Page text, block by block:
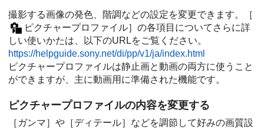
撮影する画像の発色、階調などの設定を変更できます。
［
ピクチャープロファイル］ の各項目についてさらに詳
しい使いかたは、以下のURLをご覧ください。
https://helpguide.sony.net/di/pp/v1/ja/index.html
ピクチャープロファイルは静止画と動画の両方に使うこと
ができますが、主に動画用に準備された機能です。
ピクチャープロファイルの内容を変更する
［ガンマ］ や ［ディテール］ などを調節して好みの画質設